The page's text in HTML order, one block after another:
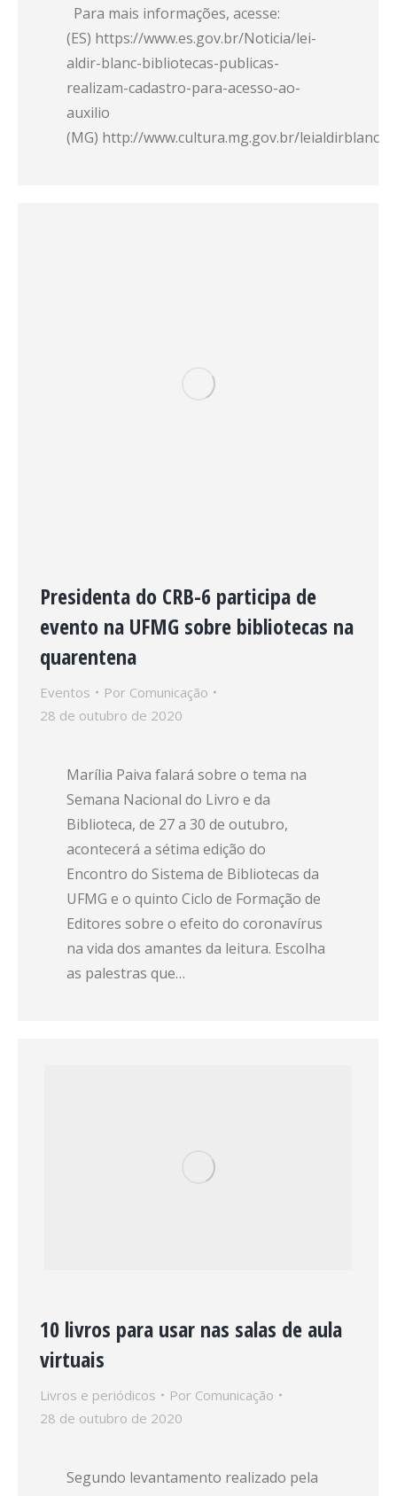
Para mais informações, acesse:
(ES) https://www.es.gov.br/Noticia/lei-
aldir-blanc-bibliotecas-publicas-
realizam-cadastro-para-acesso-ao-
auxilio
(MG) http://www.cultura.mg.gov.br/leialdirblanc
Presidenta do CRB-6 participa de
evento na UFMG sobre bibliotecas na
quarentena
Eventos Por Comunicação
28 de outubro de 2020
Marília Paiva falará sobre o tema na
Semana Nacional do Livro e da
Biblioteca, de 27 a 30 de outubro,
acontecerá a sétima edição do
Encontro do Sistema de Bibliotecas da
UFMG e o quinto Ciclo de Formação de
Editores sobre o efeito do coronavírus
na vida dos amantes da leitura. Escolha
as palestras que…
10 livros para usar nas salas de aula
virtuais
Livros e periódicos Por Comunicação
28 de outubro de 2020
Segundo levantamento realizado pela